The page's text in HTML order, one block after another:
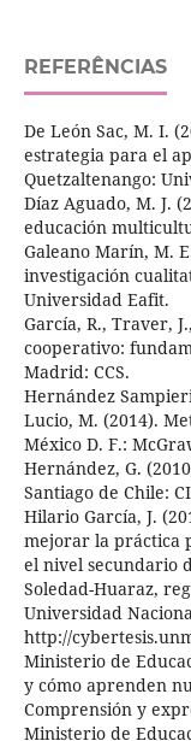
REFERÊNCIAS
De León Sac, M. I.
estrategia para el
Quetzaltenango:
Díaz Aguado, M. J.
educación
Galeano Marín, M.
investigación
Universidad Eafit.
García, R., Traver,
cooperativo:
Madrid: CCS.
Hernández
Lucio, M. (2014).
México D. F.:
Hernández, G.
Santiago de Chile:
Hilario García, J.
mejorar la práctica
el nivel secundario
Soledad-Huaraz,
Universidad
http://
Ministerio de
y cómo aprenden
Comprensión y
Ministerio de